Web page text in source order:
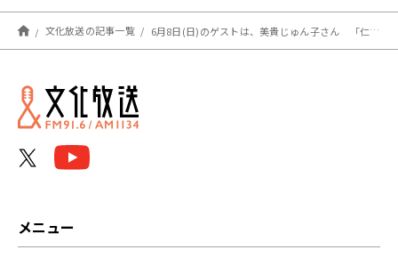
ポールと激突し気絶！？
文化放送の記事一覧 6月8日(日)のゲストは、美貴じゅん子さん 「仁科美咲の遊々ミュージック」
メニュー